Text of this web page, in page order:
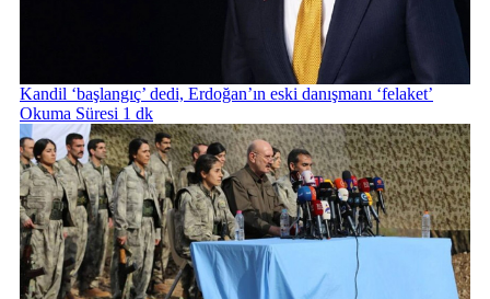
Kandil ‘başlangıç’ dedi, Erdoğan’ın eski danışmanı ‘felaket’
Okuma Süresi 1 dk